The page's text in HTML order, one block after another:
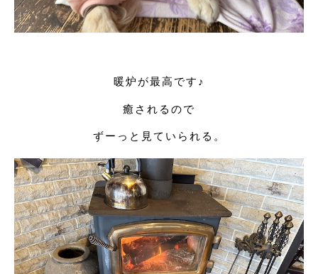
暖炉が最高です♪
癒されるので
ずーっと見ていられる。